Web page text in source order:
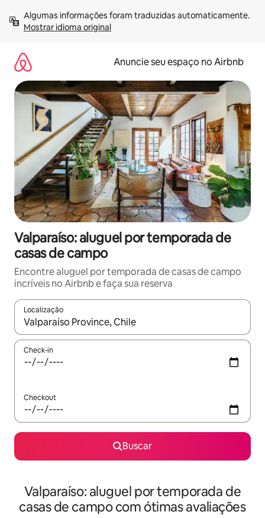
para
Mostrar idioma original
Anuncie seu espaço no Airbnb
Valparaíso: aluguel por temporada de
casas de campo
Encontre aluguel por temporada de casas de campo
incríveis no Airbnb e faça sua reserva
Localização
Quando os resultados estiverem disponíveis, explore-os
Check-in
Checkout
Buscar
Valparaíso: aluguel por temporada de
casas de campo com ótimas avaliações